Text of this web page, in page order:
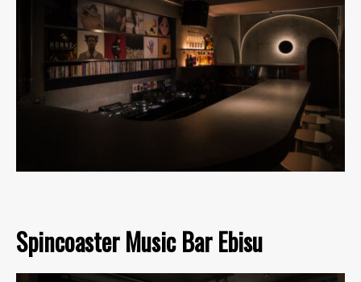
Spincoaster Music Bar Ebisu